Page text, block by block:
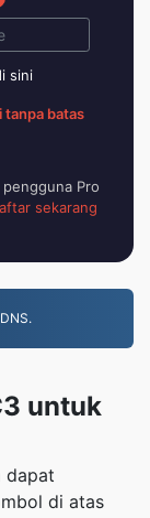
sini
tanpa batas
Pro
sekarang
untuk
dapat
di atas